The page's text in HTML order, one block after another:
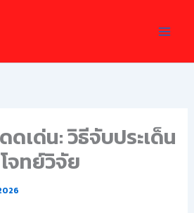
ดเด่น: วิธีจับประเด็น
จทย์วิจัย